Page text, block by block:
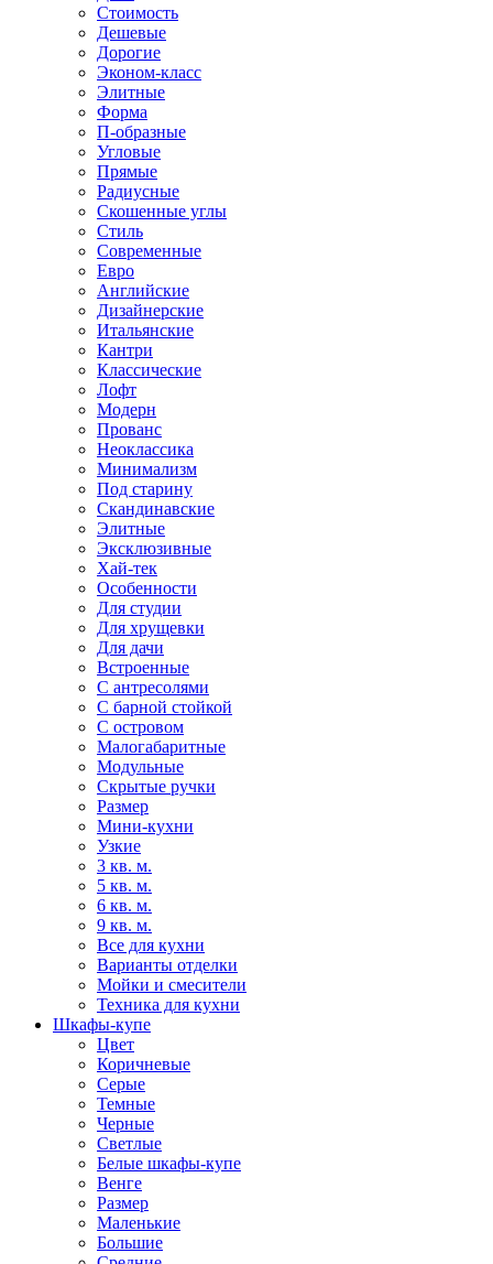
Стоимость
Дешевые
Дорогие
Эконом-класс
Элитные
Форма
П-образные
Угловые
Прямые
Радиусные
Скошенные углы
Стиль
Современные
Евро
Английские
Дизайнерские
Итальянские
Кантри
Классические
Лофт
Модерн
Прованс
Неоклассика
Минимализм
Под старину
Скандинавские
Элитные
Эксклюзивные
Хай-тек
Особенности
Для студии
Для хрущевки
Для дачи
Встроенные
С антресолями
С барной стойкой
С островом
Малогабаритные
Модульные
Скрытые ручки
Размер
Мини-кухни
Узкие
3 кв. м.
5 кв. м.
6 кв. м.
9 кв. м.
Все для кухни
Варианты отделки
Мойки и смесители
Техника для кухни
Шкафы-купе
Цвет
Коричневые
Серые
Темные
Черные
Светлые
Белые шкафы-купе
Венге
Размер
Маленькие
Большие